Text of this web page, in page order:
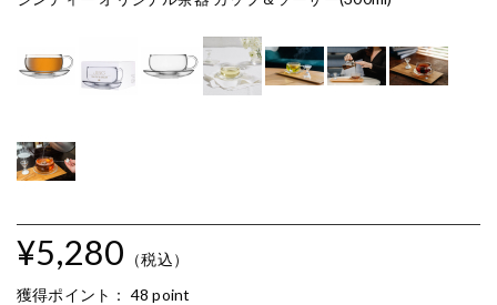
¥5,280 （税込）
獲得ポイント： 48 point